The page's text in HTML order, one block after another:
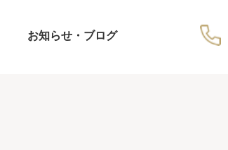
お知らせ・ブログ